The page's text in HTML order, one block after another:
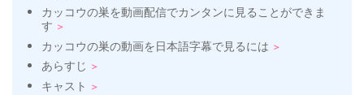
カッコウの巣を動画配信でカンタンに見ることができま
す
カッコウの巣の動画を日本語字幕で見るには
あらすじ
キャスト